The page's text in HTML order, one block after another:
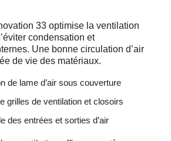
33 optimise la ventilation
condensation et
Une bonne circulation d’air
de vie des matériaux.
de lame d’air sous couverture
grilles de ventilation et closoirs
des entrées et sorties d’air